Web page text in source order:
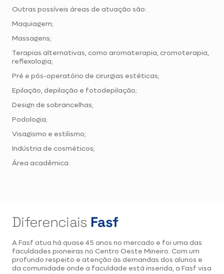
Outras possíveis áreas de atuação são:
Maquiagem;
Massagens;
Terapias alternativas, como aromaterapia, cromoterapia,
reflexologia;
Pré e pós-operatório de cirurgias estéticas;
Epilação, depilação e fotodepilação;
Design de sobrancelhas;
Podologia;
Visagismo e estilismo;
Indústria de cosméticos;
Área acadêmica.
Diferenciais Fasf
A Fasf atua há quase 45 anos no mercado e foi uma das
faculdades pioneiras no Centro Oeste Mineiro. Com um
profundo respeito e atenção às demandas dos alunos e
da comunidade onde a faculdade está inserida, a Fasf visa